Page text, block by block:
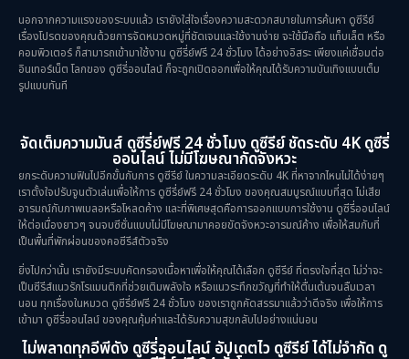
นอกจากความแรงของระบบแล้ว เรายังใส่ใจเรื่องความสะดวกสบายในการค้นหา ดูซีรีย์
เรื่องโปรดของคุณด้วยการจัดหมวดหมู่ที่ชัดเจนและใช้งานง่าย จะใช้มือถือ แท็บเล็ต หรือ
คอมพิวเตอร์ ก็สามารถเข้ามาใช้งาน ดูซีรี่ย์ฟรี 24 ชั่วโมง ได้อย่างอิสระ เพียงแค่เชื่อมต่อ
อินเทอร์เน็ต โลกของ ดูซีรี่ออนไลน์ ก็จะถูกเปิดออกเพื่อให้คุณได้รับความบันเทิงแบบเต็ม
รูปแบบทันที
จัดเต็มความมันส์ ดูซีรี่ย์ฟรี 24 ชั่วโมง ดูซีรีย์ ชัดระดับ 4K ดูซีรี่
ออนไลน์ ไม่มีโฆษณากัดจังหวะ
ยกระดับความฟินไปอีกขั้นกับการ ดูซีรีย์ ในความละเอียดระดับ 4K ที่หาจากไหนไม่ได้ง่ายๆ
เราตั้งใจปรับจูนตัวเล่นเพื่อให้การ ดูซีรี่ย์ฟรี 24 ชั่วโมง ของคุณสมบูรณ์แบบที่สุด ไม่เสีย
อารมณ์กับภาพเบลอหรือโหลดค้าง และที่พิเศษสุดคือการออกแบบการใช้งาน ดูซีรี่ออนไลน์
ให้ต่อเนื่องยาวๆ จนจบซีซั่นแบบไม่มีโฆษณามาคอยขัดจังหวะอารมณ์ค้าง เพื่อให้สมกับที่
เป็นพื้นที่พักผ่อนของคอซีรีส์ตัวจริง
ยิ่งไปกว่านั้น เรายังมีระบบคัดกรองเนื้อหาเพื่อให้คุณได้เลือก ดูซีรีย์ ที่ตรงใจที่สุด ไม่ว่าจะ
เป็นซีรีส์แนวรักโรแมนติกที่ช่วยเติมพลังใจ หรือแนวระทึกขวัญที่ทำให้ตื่นเต้นจนลืมเวลา
นอน ทุกเรื่องในหมวด ดูซีรี่ย์ฟรี 24 ชั่วโมง ของเราถูกคัดสรรมาแล้วว่าดีจริง เพื่อให้การ
เข้ามา ดูซีรี่ออนไลน์ ของคุณคุ้มค่าและได้รับความสุขกลับไปอย่างแน่นอน
ไม่พลาดทุกอีพีดัง ดูซีรี่ออนไลน์ อัปเดตไว ดูซีรีย์ ได้ไม่จำกัด ดู